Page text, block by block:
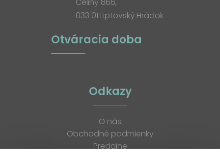
033 01 Liptovský Hrádok
Otváracia doba
Odkazy
O nás
Obchodné podmienky
Predajne